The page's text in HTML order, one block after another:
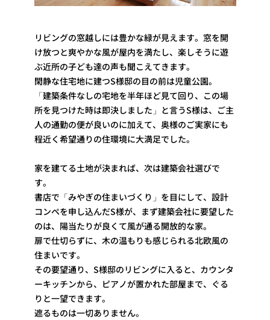
リビングの窓越しには豊かな緑が見えます。窓を開
け放つと爽やかな風が屋内を満たし、楽しそうに遊
ぶ近所の子ども達の声も聞こえてきます。
閑静な住宅地に建つS様邸の目の前は児童公園。
「建築条件なしの宅地を半年ほど見て回り、この場
所を見つけた時は即決しました」と言うS様は、ご主
人の通勤の便が良いのに加えて、奥様のご実家にも
程近く希望通りの住環境に大満足でした。
家を建てる土地が決まれば、次は建築会社選びで
す。
書店で「みやぎの住まいづくり」を目にして、設計
コンペを申し込んだS様が、まず建築会社に要望した
のは、陽当たりが良くて風が通る開放的な家。
扉で仕切らずに、木の温もりも感じられる北欧風の
住まいです。
その要望通り、S様邸のリビングに入ると、カウンタ
ーキッチンから、ピアノが置かれた部屋まで、ぐる
りと一望できます。
遮るものは一切ありません。